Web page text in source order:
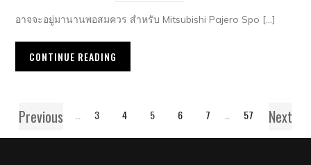
อาจจะอยู่มานานพอสมควร สำหรับ Mitsubishi Pajero Spo […]
CONTINUE READING
Previous
1 3 4 5 6 7 57 Next